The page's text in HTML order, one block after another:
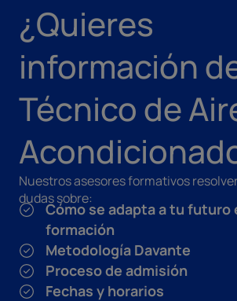
¿Quieres
información
Técnico de
Nuestros asesores formativos
dudas sobre:
Cómo se adapta a tu futuro
formación
Metodología Davante
Proceso de admisión
Fechas y horarios